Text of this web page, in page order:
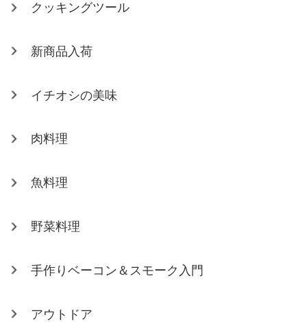
クッキングツール
新商品入荷
イチオシの美味
肉料理
魚料理
野菜料理
手作りベーコン＆スモーク入門
アウトドア